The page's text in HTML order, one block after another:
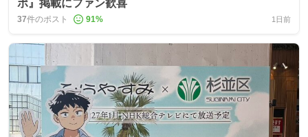
ポ』掲載にファン歓喜
37件のポスト 91% 1日前